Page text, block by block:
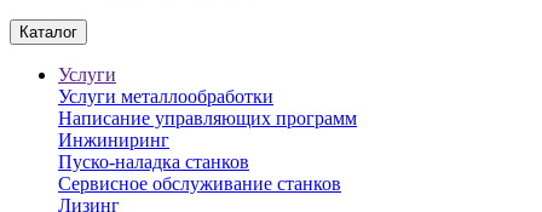
Каталог
Услуги
Услуги металлообработки
Написание управляющих программ
Инжиниринг
Пуско-наладка станков
Сервисное обслуживание станков
Лизинг